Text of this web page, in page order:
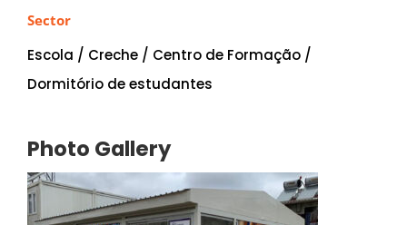
Sector
Escola / Creche / Centro de Formação /
Dormitório de estudantes
Photo Gallery